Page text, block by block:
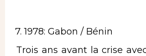
​ 7. 1978: Gabon / Bénin
Trois ans avant la crise